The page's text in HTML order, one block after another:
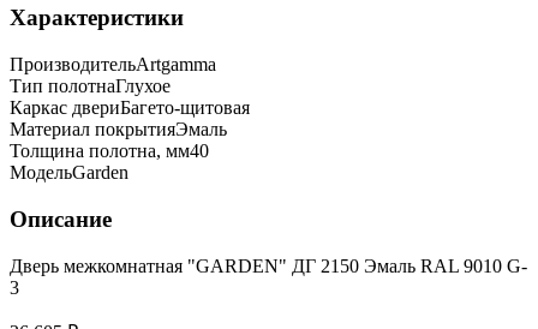
Характеристики
ПроизводительArtgamma
Тип полотнаГлухое
Каркас двериБагето-щитовая
Материал покрытияЭмаль
Толщина полотна, мм40
МодельGarden
Описание
Дверь межкомнатная "GARDEN" ДГ 2150 Эмаль RAL 9010 G-
3